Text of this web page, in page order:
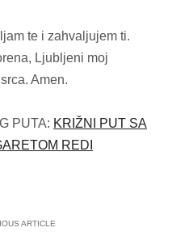
te i zahvaljujem ti.
Ljubljeni moj
Amen.
PUTA: KRIŽNI PUT SA
REDI
ARTICLE